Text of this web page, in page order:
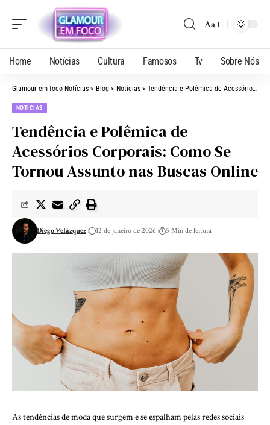
Aa
Home Notícias Cultura Famosos Tv Sobre Nós
Glamour em foco Notícias > Blog > Notícias > Tendência e Polêmica de Acessórios Corporais: Como Se Tornou Assunto nas Buscas Online
NOTÍCIAS
Tendência e Polêmica de
Acessórios Corporais: Como Se
Tornou Assunto nas Buscas Online
Diego Velázquez 12 de janeiro de 2026 5 Min de leitura
As tendências de moda que surgem e se espalham pelas redes sociais